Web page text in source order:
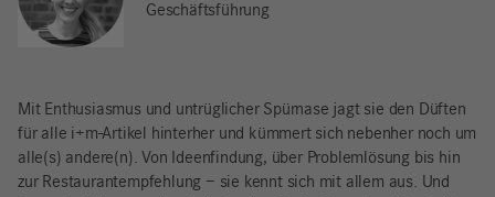
Geschäftsführung
Mit Enthusiasmus und untrüglicher Spürnase jagt sie den Düften
für alle i+m-Artikel hinterher und kümmert sich nebenher noch um
alle(s) andere(n). Von Ideenfindung, über Problemlösung bis hin
zur Restaurantempfehlung – sie kennt sich mit allem aus. Und